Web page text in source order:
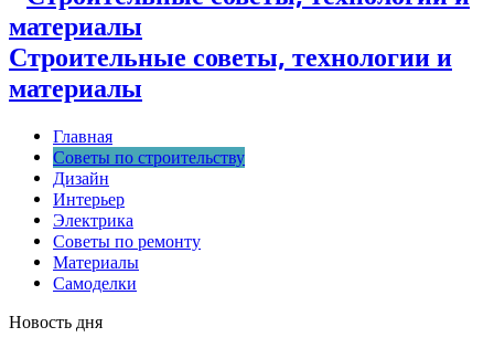
Строительные советы, технологии и
материалы
Главная
Советы по строительству
Дизайн
Интерьер
Электрика
Советы по ремонту
Материалы
Самоделки
Новость дня